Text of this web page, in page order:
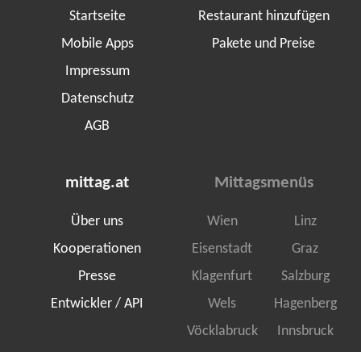
Startseite
Mobile Apps
Impressum
Datenschutz
AGB
Restaurant hinzufügen
Pakete und Preise
mittag.at
Über uns
Kooperationen
Presse
Entwickler / API
Mittagsmenüs
Wien
Linz
Eisenstadt
Graz
Klagenfurt
Salzburg
Wels
Hagenberg
Vöcklabruck
Innsbruck